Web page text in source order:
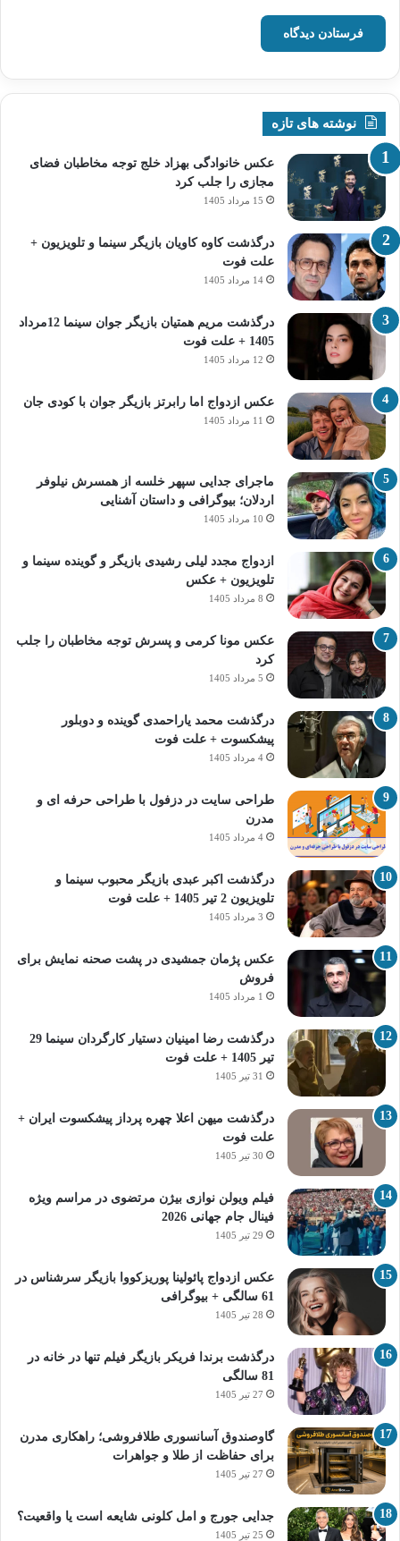
نوشته های تازه
عکس خانوادگی بهزاد خلج توجه مخاطبان فضای
مجازی را جلب کرد
15 مرداد 1405
درگذشت کاوه کاویان بازیگر سینما و تلویزیون +
علت فوت
14 مرداد 1405
درگذشت مریم همتیان بازیگر جوان سینما 12مرداد
1405 + علت فوت
12 مرداد 1405
عکس ازدواج اما رابرتز بازیگر جوان با کودی جان
11 مرداد 1405
ماجرای جدایی سپهر خلسه از همسرش نیلوفر
اردلان؛ بیوگرافی و داستان آشنایی
10 مرداد 1405
ازدواج مجدد لیلی رشیدی بازیگر و گوینده سینما و
تلویزیون + عکس
8 مرداد 1405
عکس مونا کرمی و پسرش توجه مخاطبان را جلب
کرد
5 مرداد 1405
درگذشت محمد یاراحمدی گوینده و دوبلور
پیشکسوت + علت فوت
4 مرداد 1405
طراحی سایت در دزفول با طراحی حرفه‌ ای و
مدرن
4 مرداد 1405
درگذشت اکبر عبدی بازیگر محبوب سینما و
تلویزیون 2 تیر 1405 + علت فوت
3 مرداد 1405
عکس پژمان جمشیدی در پشت صحنه نمایش برای
فروش
1 مرداد 1405
درگذشت رضا امینیان دستیار کارگردان سینما 29
تیر 1405 + علت فوت
31 تیر 1405
درگذشت میهن اعلا چهره پرداز پیشکسوت ایران +
علت فوت
30 تیر 1405
فیلم ویولن نوازی بیژن مرتضوی در مراسم ویژه
فینال جام جهانی 2026
29 تیر 1405
عکس ازدواج پائولینا پوریزکووا بازیگر سرشناس در
61 سالگی + بیوگرافی
28 تیر 1405
درگذشت برندا فریکر بازیگر فیلم تنها در خانه در
81 سالگی
27 تیر 1405
گاوصندوق آسانسوری طلافروشی؛ راهکاری مدرن
برای حفاظت از طلا و جواهرات
27 تیر 1405
جدایی جورج و امل کلونی شایعه است یا واقعیت؟
25 تیر 1405